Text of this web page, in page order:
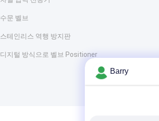
수문 벨브
스테인리스 역행 방지판
디지털 방식으로 벨브 Positioner
Barry